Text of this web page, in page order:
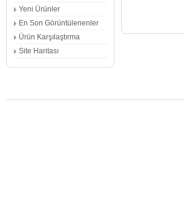
Yeni Ürünler
En Son Görüntülenenler
Ürün Karşılaştırma
Site Haritası